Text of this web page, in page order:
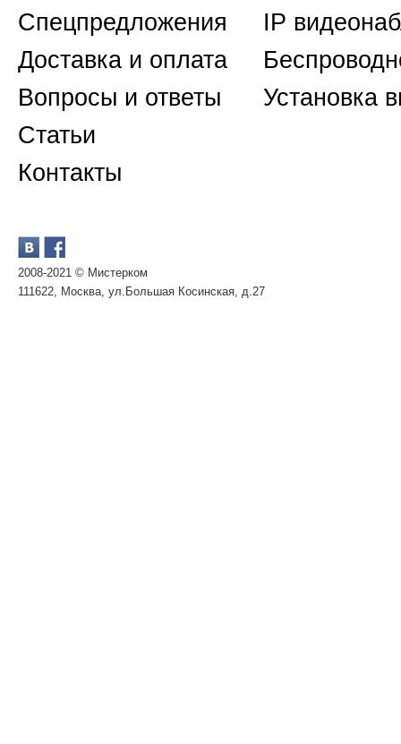
Спецпредложения
Доставка и оплата
Вопросы и ответы
Статьи
Контакты
2008-2021 © Мистерком
111622, Москва, ул.Большая Косинская, д.27
IP
Установка